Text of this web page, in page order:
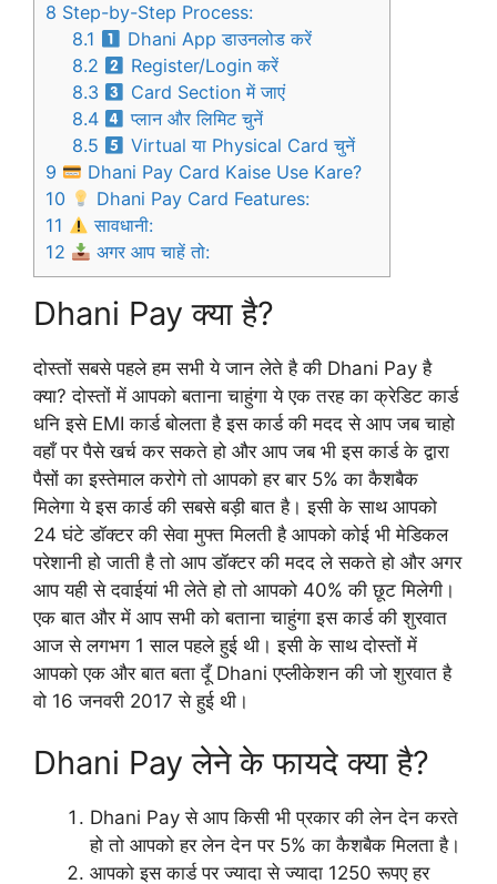
8 Step-by-Step Process:
8.1
Dhani App डाउनलोड करें
8.2
Register/Login करें
8.3
Card Section में जाएं
8.4
प्लान और लिमिट चुनें
8.5
Virtual या Physical Card चुनें
9
Dhani Pay Card Kaise Use Kare?
10
Dhani Pay Card Features:
11
सावधानी:
12
अगर आप चाहें तो:
Dhani Pay क्या है?
दोस्तों सबसे पहले हम सभी ये जान लेते है की Dhani Pay है
क्या? दोस्तों में आपको बताना चाहुंगा ये एक तरह का क्रेडिट कार्ड
धनि इसे EMI कार्ड बोलता है इस कार्ड की मदद से आप जब चाहो
वहाँ पर पैसे खर्च कर सकते हो और आप जब भी इस कार्ड के द्वारा
पैसों का इस्तेमाल करोगे तो आपको हर बार 5% का कैशबैक
मिलेगा ये इस कार्ड की सबसे बड़ी बात है। इसी के साथ आपको
24 घंटे डॉक्टर की सेवा मुफ्त मिलती है आपको कोई भी मेडिकल
परेशानी हो जाती है तो आप डॉक्टर की मदद ले सकते हो और अगर
आप यही से दवाईयां भी लेते हो तो आपको 40% की छूट मिलेगी।
एक बात और में आप सभी को बताना चाहुंगा इस कार्ड की शुरवात
आज से लगभग 1 साल पहले हुई थी। इसी के साथ दोस्तों में
आपको एक और बात बता दूँ Dhani एप्लीकेशन की जो शुरवात है
वो 16 जनवरी 2017 से हुई थी।
Dhani Pay लेने के फायदे क्या है?
Dhani Pay से आप किसी भी प्रकार की लेन देन करते
हो तो आपको हर लेन देन पर 5% का कैशबैक मिलता है।
आपको इस कार्ड पर ज्यादा से ज्यादा 1250 रूपए हर